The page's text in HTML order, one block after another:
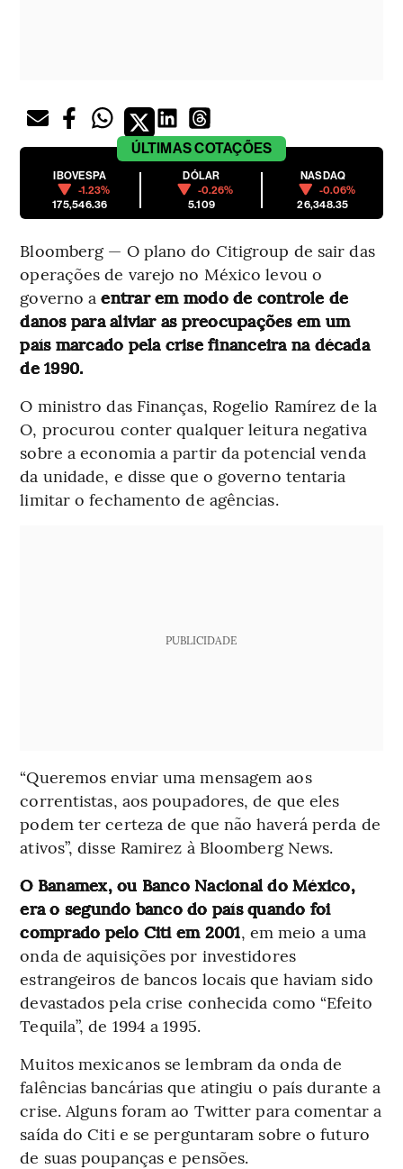
ÚLTIMASCOTAÇÕES
IBOVESPA
-1.23%
175,546.36
DÓLAR
-0.26%
5.109
NASDAQ
-0.06%
26,348.35
Bloomberg — O plano do Citigroup de sair das
operações de varejo no México levou o
governo aentrar em modo de controle de
danos para aliviar as preocupações em um
país marcado pela crise financeira na década
de 1990.
O ministro das Finanças, Rogelio Ramírez de la
O, procurou conter qualquer leitura negativa
sobre a economia a partir da potencial venda
da unidade, e disse que o governo tentaria
limitar o fechamento de agências.
PUBLICIDADE
“Queremos enviar uma mensagem aos
correntistas, aos poupadores, de que eles
podem ter certeza de que não haverá perda de
ativos”, disse Ramirez à Bloomberg News.
O Banamex, ou Banco Nacional do México,
era o segundo banco do país quando foi
comprado pelo Citi em 2001, em meio a uma
onda de aquisições por investidores
estrangeiros de bancos locais que haviam sido
devastados pela crise conhecida como “Efeito
Tequila”, de 1994 a 1995.
Muitos mexicanos se lembram da onda de
falências bancárias que atingiu o país durante a
crise. Alguns foram ao Twitter para comentar a
saída do Citi e se perguntaram sobre o futuro
de suas poupanças e pensões.